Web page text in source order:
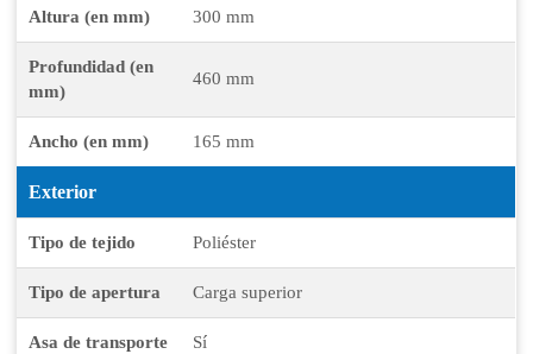
Altura (en mm) 300 mm
Profundidad (en
mm)
460 mm
Ancho (en mm) 165 mm
Exterior
Tipo de tejido Poliéster
Tipo de apertura Carga superior
Asa de transporte Sí